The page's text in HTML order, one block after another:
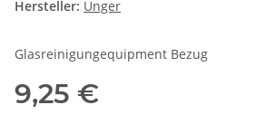
Hersteller: Unger
Glasreinigungequipment Bezug
9,25 €